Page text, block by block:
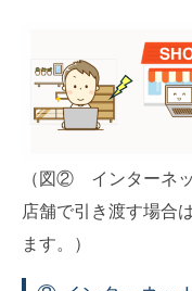
（図② インターネ
店舗で引き渡す場合
ます。）